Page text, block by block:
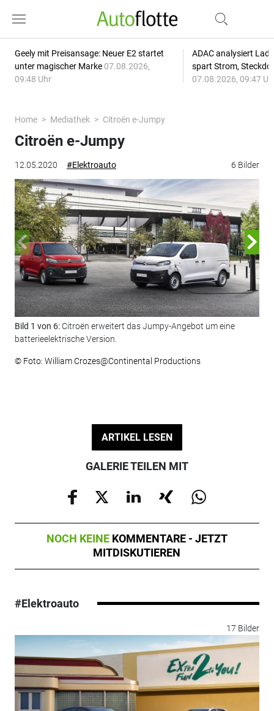
Geely mit Preisansage: Neuer E2 startet
unter magischer Marke 07.08.2026,
09:48 Uhr
ADAC analysiert
spart Strom,
07.08.2026, 09:47
Home Mediathek Citroën e-Jumpy
12.05.2020 #Elektroauto 6 Bilder
Citroën e-Jumpy
Bild 1 von 6: Citroën erweitert das Jumpy-Angebot um eine
batterieelektrische Version.
© Foto: William Crozes@Continental Productions
ARTIKEL LESEN
GALERIE TEILEN MIT
NOCH KEINE KOMMENTARE - JETZT
MITDISKUTIEREN
#Elektroauto
17 Bilder